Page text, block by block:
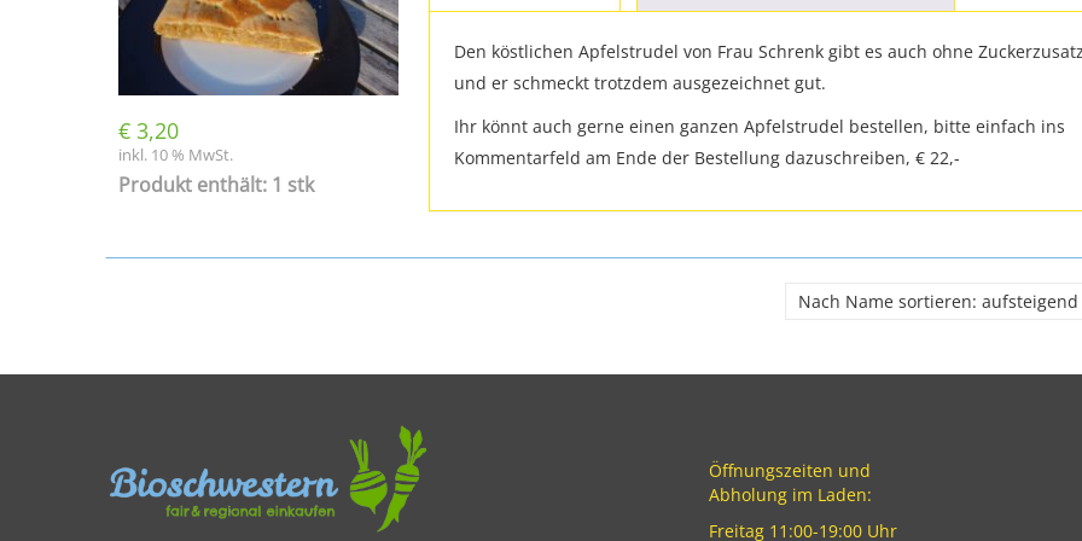
€ 3,20
inkl. 10 % MwSt.
Produkt enthält: 1 stk
Den köstlichen Apfelstrudel von Frau Schrenk gibt es auch ohne
und er schmeckt trotzdem ausgezeichnet gut.
Ihr könnt auch gerne einen ganzen Apfelstrudel bestellen, bitte einfach ins
Kommentarfeld am Ende der Bestellung dazuschreiben, € 22,-
Öffnungszeiten und
Abholung im Laden:
Freitag 11:00-19:00 Uhr